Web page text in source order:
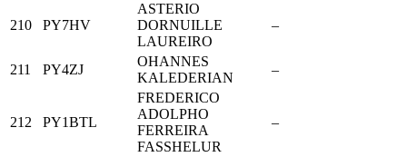
210 PY7HV
ASTERIO
DORNUILLE
LAUREIRO
–
211 PY4ZJ
OHANNES
KALEDERIAN
–
212 PY1BTL
FREDERICO
ADOLPHO
FERREIRA
FASSHELUR
–